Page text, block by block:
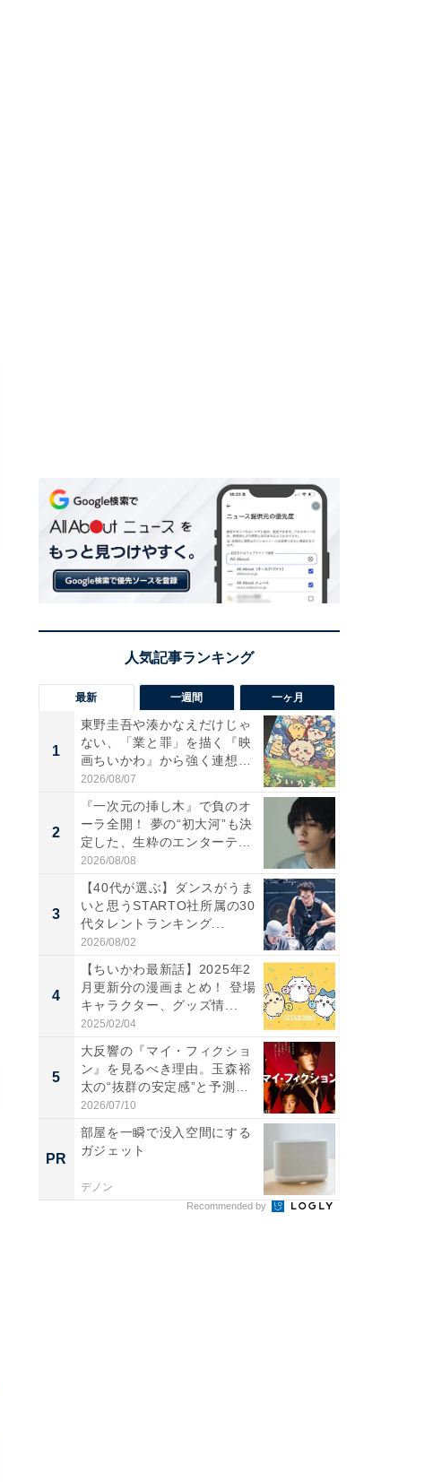
最新 一週間 一ヶ月
1
東野圭吾や湊かなえだけじゃ
ない、「業と罪」を描く『映
画ちいかわ』から強く連想し
た...
2026/08/07
2
『一次元の挿し木』で負のオ
ーラ全開！ 夢の“初大河”も決
定した、生粋のエンターテ...
2026/08/08
3
【40代が選ぶ】ダンスがうま
いと思うSTARTO社所属の30
代タレントランキング...
2026/08/02
4
【ちいかわ最新話】2025年2
月更新分の漫画まとめ！ 登場
キャラクター、グッズ情...
2025/02/04
5
大反響の『マイ・フィクショ
ン』を見るべき理由。玉森裕
太の“抜群の安定感”と予測
不...
2026/07/10
PR
部屋を一瞬で没入空間にする
ガジェット
デノン
Recommended by